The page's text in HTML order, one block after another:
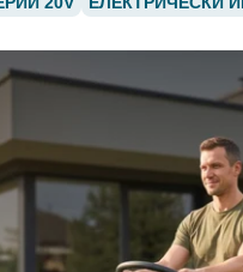
Ексклузивно
Специална